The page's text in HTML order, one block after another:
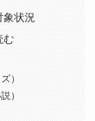
象状況
む
）
）